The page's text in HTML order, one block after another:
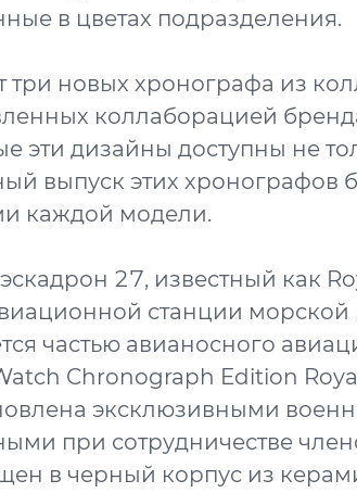
в цветах подразделения.
три новых хронографа из
коллаборацией
эти дизайны доступны не
выпуск этих хронографов
каждой модели.
27, известный как
станции морской
частью авианосного
Chronograph Edition
эксклюзивными
при сотрудничестве
в черный корпус из